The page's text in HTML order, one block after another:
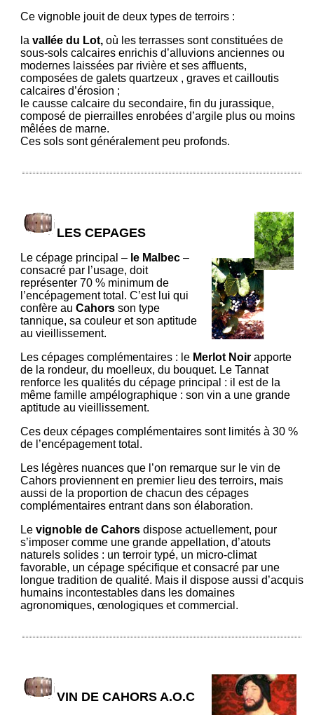
Ce vignoble jouit de deux types de terroirs :
la vallée du Lot, où les terrasses sont constituées de
sous-sols calcaires enrichis d’alluvions anciennes ou
modernes laissées par rivière et ses affluents,
composées de galets quartzeux , graves et cailloutis
calcaires d’érosion ;
le causse calcaire du secondaire, fin du jurassique,
composé de pierrailles enrobées d’argile plus ou moins
mêlées de marne.
Ces sols sont généralement peu profonds.
LES CEPAGES
Le cépage principal – le Malbec –
consacré par l’usage, doit
représenter 70 % minimum de
l’encépagement total. C’est lui qui
confère au Cahors son type
tannique, sa couleur et son aptitude
au vieillissement.
Les cépages complémentaires : le Merlot Noir apporte
de la rondeur, du moelleux, du bouquet. Le Tannat
renforce les qualités du cépage principal : il est de la
même famille ampélographique : son vin a une grande
aptitude au vieillissement.
Ces deux cépages complémentaires sont limités à 30 %
de l’encépagement total.
Les légères nuances que l’on remarque sur le vin de
Cahors proviennent en premier lieu des terroirs, mais
aussi de la proportion de chacun des cépages
complémentaires entrant dans son élaboration.
Le vignoble de Cahors dispose actuellement, pour
s’imposer comme une grande appellation, d’atouts
naturels solides : un terroir typé, un micro-climat
favorable, un cépage spécifique et consacré par une
longue tradition de qualité. Mais il dispose aussi d’acquis
humains incontestables dans les domaines
agronomiques, œnologiques et commercial.
VIN DE CAHORS A.O.C